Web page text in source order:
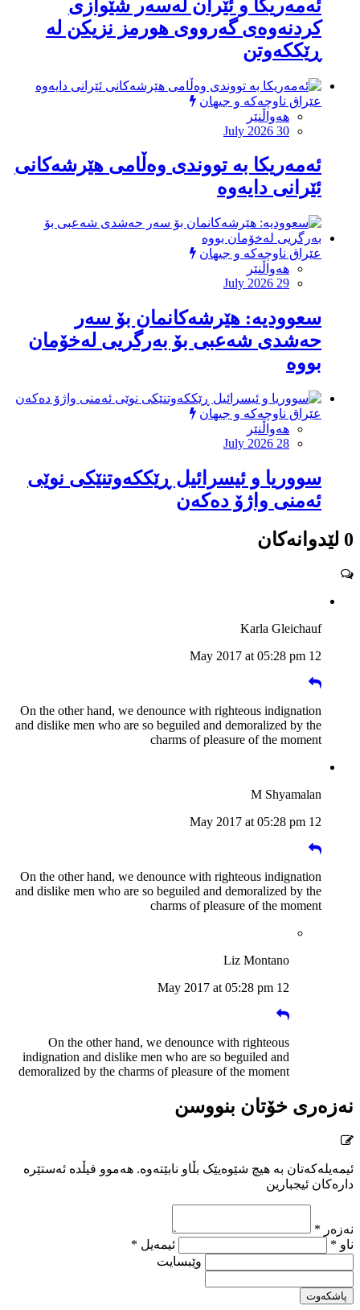
ئەمەریكا و ئێران لەسەر شێوازی
كردنەوەی گەرووی هورمز نزیكن لە
ڕێككەوتن
عێراق ناوچەکە و جیهان
هەواڵنێر
July 2026 30
ئەمەریکا بە تووندی وەڵامی هێرشەکانی
ئێرانی دایەوە
عێراق ناوچەکە و جیهان
هەواڵنێر
July 2026 29
‏سعوودیە: هێرشەكانمان بۆ سەر
حەشدی شەعبی بۆ بەرگریی لەخۆمان
بووە
عێراق ناوچەکە و جیهان
هەواڵنێر
July 2026 28
سووریا و ئیسرائیل ڕێککەوتنێکی نوێی
ئەمنی واژۆ دەکەن
0 لێدوانەکان
Karla Gleichauf
12 May 2017 at 05:28 pm
On the other hand, we denounce with righteous indignation
and dislike men who are so beguiled and demoralized by the
charms of pleasure of the moment
M Shyamalan
12 May 2017 at 05:28 pm
On the other hand, we denounce with righteous indignation
and dislike men who are so beguiled and demoralized by the
charms of pleasure of the moment
Liz Montano
12 May 2017 at 05:28 pm
On the other hand, we denounce with righteous
indignation and dislike men who are so beguiled and
demoralized by the charms of pleasure of the moment
نەزەری خۆتان بنووسن
ئیمەیلەکەتان بە هیچ شێوەیێک بڵاو نابێتەوە. هەموو فیڵدە ئەستێرە
دارەکان ئیجبارین
نەزەر *
ناو *
ئیمەیل *
وێبسایت
پاشکەوت